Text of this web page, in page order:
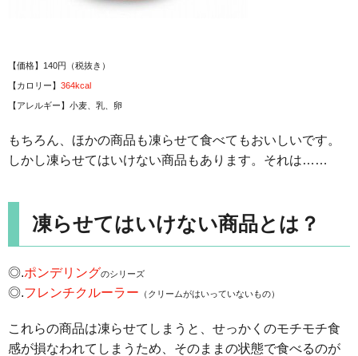
【価格】140円（税抜き）
【カロリー】 364kcal
【アレルギー】小麦、乳、卵
もちろん、ほかの商品も凍らせて食べてもおいしいです。
しかし凍らせてはいけない商品もあります。それは……
凍らせてはいけない商品とは？
◎.ポンデリングのシリーズ
◎.フレンチクルーラー （クリームがはいっていないもの）
これらの商品は凍らせてしまうと、せっかくのモチモチ食
感が損なわれてしまうため、そのままの状態で食べるのが